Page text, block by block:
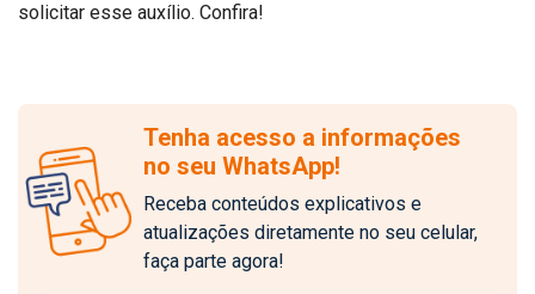
solicitar esse auxílio. Confira!
Tenha acesso a informações
no seu WhatsApp!
Receba conteúdos explicativos e
atualizações diretamente no seu celular,
faça parte agora!